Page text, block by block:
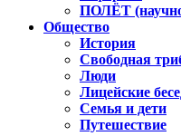
ПОЛЁТ
Общество
История
Свободная
Люди
Лицейские
Семья и дети
Путешествие